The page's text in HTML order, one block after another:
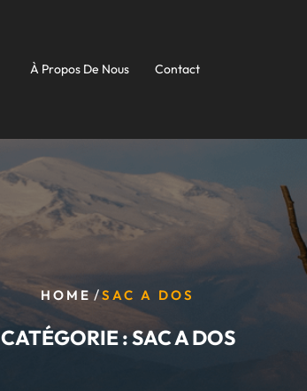
À Propos De Nous Contact
HOME/SAC A DOS
CATÉGORIE :SAC A DOS